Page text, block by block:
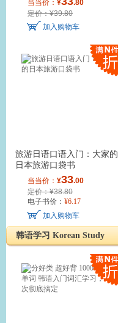
当当价： ¥
.80
定价：¥39.80
加入购物车
旅游日语口语入门：大家的
日本旅游口袋书
当当价： ¥33.00
定价：¥38.80
电子书价： ¥6.17
加入购物车
韩语学习 Korean Study